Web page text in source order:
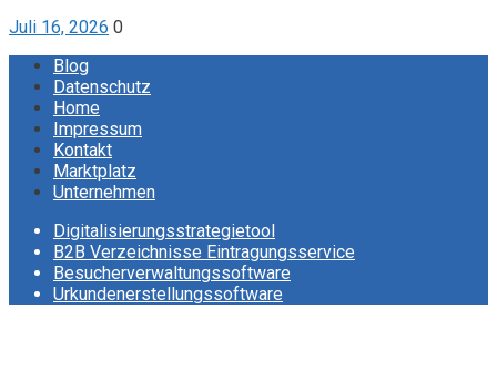
Juli 16, 2026 0
Blog
Datenschutz
Home
Impressum
Kontakt
Marktplatz
Unternehmen
Digitalisierungsstrategietool
B2B Verzeichnisse Eintragungsservice
Besucherverwaltungssoftware
Urkundenerstellungssoftware